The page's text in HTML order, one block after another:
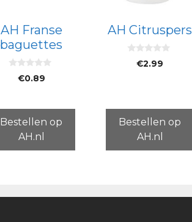
AH Franse
baguettes
€0.89
Bestellen op
AH.nl
AH Citruspers
€2.99
Bestellen op
AH.nl